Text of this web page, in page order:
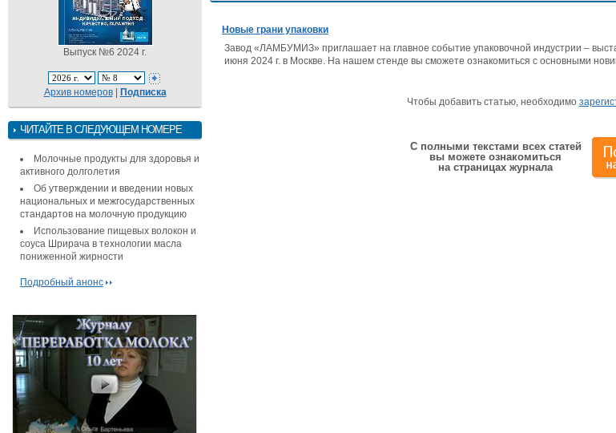
Выпуск №6 2024 г.
Архив номеров| Подписка
ЧИТАЙТЕ В СЛЕДУЮЩЕМ НОМЕРЕ
Молочные продукты для здоровья и
активного долголетия
Об утверждении и введении новых
национальных и межгосударственных
стандартов на молочную продукцию
Использование пищевых волокон и
соуса Шрирача в технологии масла
пониженной жирности
Подробный анонс
Новые грани упаковки
Завод «ЛАМБУМИЗ» приглашает на главное событие упаковочной индустрии –
июня 2024 г. в Москве. На нашем стенде вы сможете ознакомиться с основными
Чтобы добавить статью, необходимо
С полными текстами всех статей
вы можете ознакомиться
на страницах журнала